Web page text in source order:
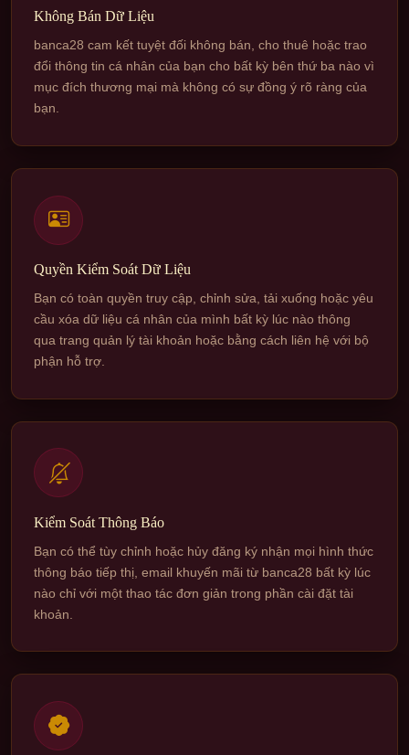
Không Bán Dữ Liệu
banca28 cam kết tuyệt đối không bán, cho thuê hoặc trao
đổi thông tin cá nhân của bạn cho bất kỳ bên thứ ba nào vì
mục đích thương mại mà không có sự đồng ý rõ ràng của
bạn.
Quyền Kiểm Soát Dữ Liệu
Bạn có toàn quyền truy cập, chỉnh sửa, tải xuống hoặc yêu
cầu xóa dữ liệu cá nhân của mình bất kỳ lúc nào thông
qua trang quản lý tài khoản hoặc bằng cách liên hệ với bộ
phận hỗ trợ.
Kiểm Soát Thông Báo
Bạn có thể tùy chỉnh hoặc hủy đăng ký nhận mọi hình thức
thông báo tiếp thị, email khuyến mãi từ banca28 bất kỳ lúc
nào chỉ với một thao tác đơn giản trong phần cài đặt tài
khoản.